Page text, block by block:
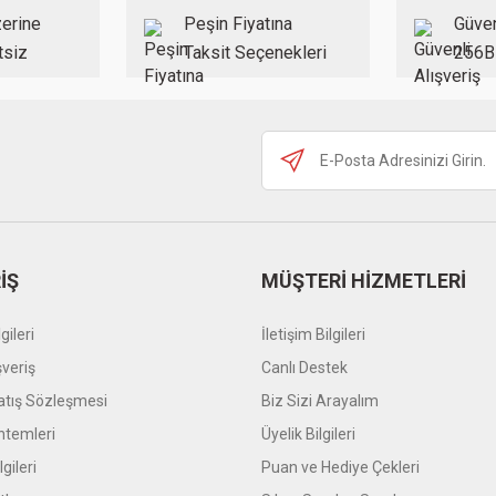
Gönder
Peşin Fiyatına
Taksit Seçenekleri
Sözleşmesi
MÜŞTERİ HİZMETLERİ
İletişim Bilgileri
Canlı Destek
Biz Sizi Arayalım
Üyelik Bilgileri
Puan ve Hediye Çekleri